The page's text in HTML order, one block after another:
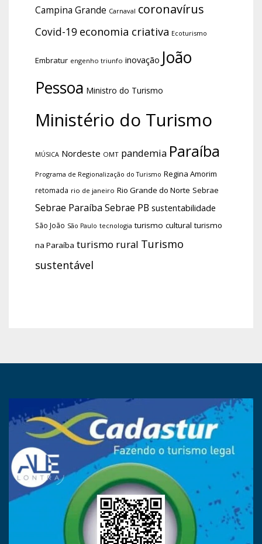
Campina Grande Carnaval coronavírus
Covid-19 economia criativa Ecoturismo
Embratur engenho triunfo inovação João
Pessoa Ministro do Turismo
Ministério do Turismo
MÚSICA Nordeste OMT pandemia Paraíba
Programa de Regionalização do Turismo Regina Amorim
retomada rio de janeiro Rio Grande do Norte Sebrae
Sebrae Paraíba Sebrae PB sustentabilidade
São João São Paulo tecnologia turismo cultural turismo
na Paraíba turismo rural Turismo
sustentável